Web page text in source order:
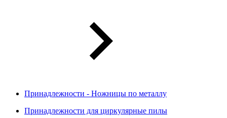
Принадлежности - Ножницы по металлу
Принадлежности для циркулярные пилы